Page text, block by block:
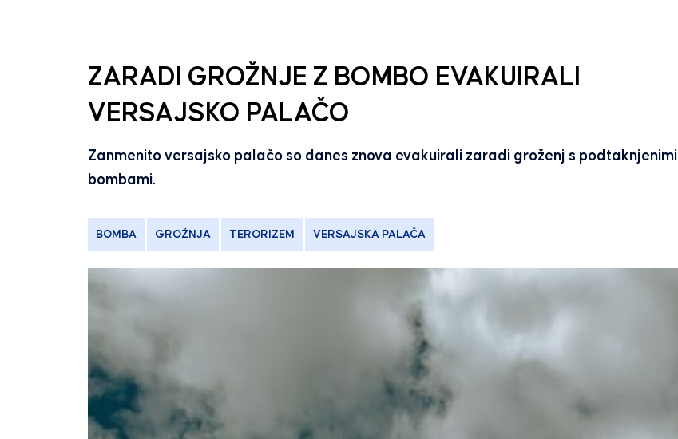
ZARADI GROŽNJE Z BOMBO EVAKUIRALI
VERSAJSKO PALAČO
Zanmenito versajsko palačo so danes znova evakuirali zaradi groženj s podtaknjenimi
bombami.
BOMBA GROŽNJA TERORIZEM VERSAJSKA PALAČA